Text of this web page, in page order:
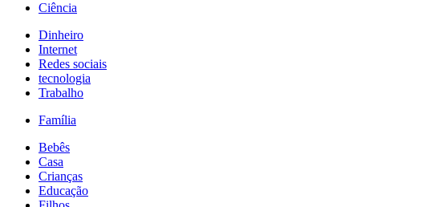
Ciência
Dinheiro
Internet
Redes sociais
tecnologia
Trabalho
Família
Bebês
Casa
Crianças
Educação